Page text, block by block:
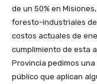
de un 50% en
foresto-industriales
costos actuales de
cumplimiento de esta
Provincia pedimos
público que aplican